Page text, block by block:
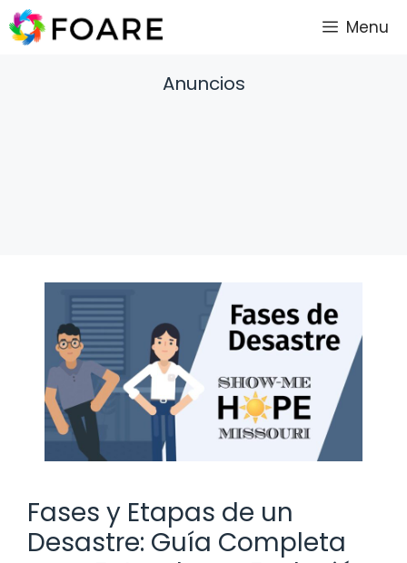
Saltar
al
Menu
Anuncios
Fases y Etapas de un
Desastre: Guía Completa